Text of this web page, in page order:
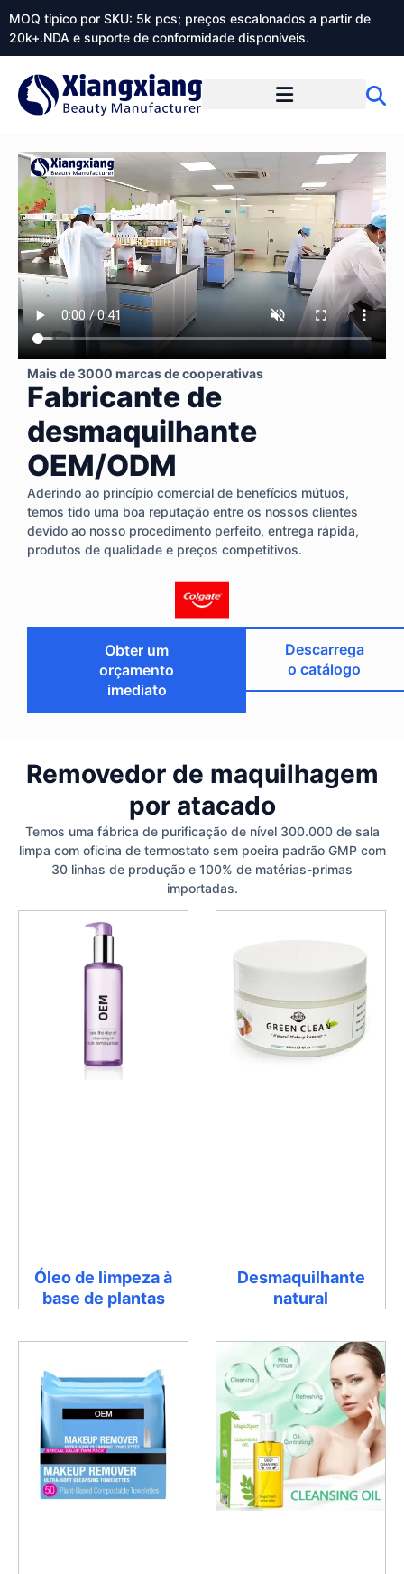
MOQ típico por SKU: 5k pcs; preços escalonados a partir de
20k+.NDA e suporte de conformidade disponíveis.
Mais de 3000 marcas de cooperativas
Fabricante de
desmaquilhante
OEM/ODM
Aderindo ao princípio comercial de benefícios mútuos,
temos tido uma boa reputação entre os nossos clientes
devido ao nosso procedimento perfeito, entrega rápida,
produtos de qualidade e preços competitivos.
Obter um
orçamento
imediato
Descarrega
o catálogo
Removedor de maquilhagem
por atacado
Temos uma fábrica de purificação de nível 300.000 de sala
limpa com oficina de termostato sem poeira padrão GMP com
30 linhas de produção e 100% de matérias-primas
importadas.
Óleo de limpeza à
base de plantas
Desmaquilhante
natural